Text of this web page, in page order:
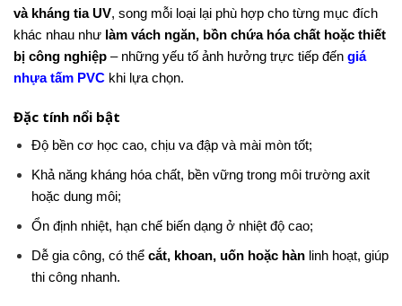
và kháng tia UV, song mỗi loại lại phù hợp cho từng mục đích
khác nhau như làm vách ngăn, bồn chứa hóa chất hoặc thiết
bị công nghiệp – những yếu tố ảnh hưởng trực tiếp đến giá
nhựa tấm PVC khi lựa chọn.
Đặc tính nổi bật
Độ bền cơ học cao, chịu va đập và mài mòn tốt;
Khả năng kháng hóa chất, bền vững trong môi trường axit
hoặc dung môi;
Ổn định nhiệt, hạn chế biến dạng ở nhiệt độ cao;
Dễ gia công, có thể cắt, khoan, uốn hoặc hànlinh hoạt, giúp
thi công nhanh.